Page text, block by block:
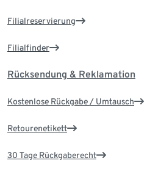
Filialreservierung
Filialfinder
Rücksendung & Reklamation
Kostenlose Rückgabe / Umtausch
Retourenetikett
30 Tage Rückgaberecht